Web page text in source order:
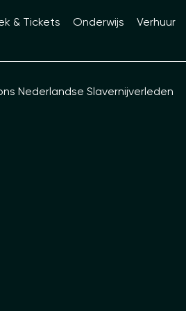
& Tickets Onderwijs Verhuur
Nederlandse Slavernijverleden